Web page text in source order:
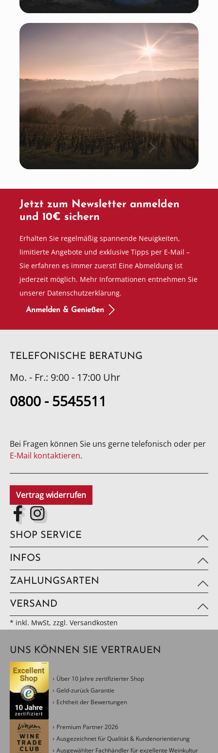
Rotwein der Extraklasse
Jetzt zum Newsletter anmelden
und 10€ sichern
Erhalten Sie regelmäßig spannende Neuigkeiten,
limitierte Angebote und exklusive Tipps per E-Mail –
Sie erfahren es immer zuerst! Eine Abmeldung ist
jederzeit möglich. Mehr Informationen entnehmen Sie
unserer Datenschutzerklärung.
Anmelden & Genießen
TELEFONISCHE BERATUNG
Mo. - Fr.: 9:00 - 17:00 Uhr
0800 - 5545511
Bei Fragen können Sie uns gerne telefonisch oder per
E-Mail kontaktieren.
Vertrag widerrufen
SHOP SERVICE
INFOS
ZAHLUNGSARTEN
VERSAND
* inkl. MwSt, zzgl. Versandkosten
UNS KÖNNEN SIE VERTRAUEN
Über 10 Jahre zertifizierter Shop
Geld-zurück Garantie
Echtheit der Bewertungen
Premium Partner 2026
Ausgezeichnet für Qualität & Kundenorientierung
Ausgewählter Fachhändler für exzellente Weinkultur